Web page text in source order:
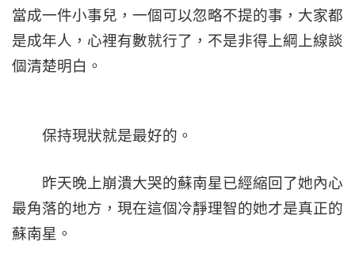
當成一件小事兒，一個可以忽略不提的事，大家都
是成年人，心裡有數就行了，不是非得上綱上線談
個清楚明白。
保持現狀就是最好的。
昨天晚上崩潰大哭的蘇南星已經縮回了她內心
最角落的地方，現在這個冷靜理智的她才是真正的
蘇南星。